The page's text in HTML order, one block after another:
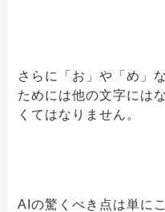
さらに「お」や「め」
ためには他の文字には
くてはなりません。
AIの驚くべき点は単に